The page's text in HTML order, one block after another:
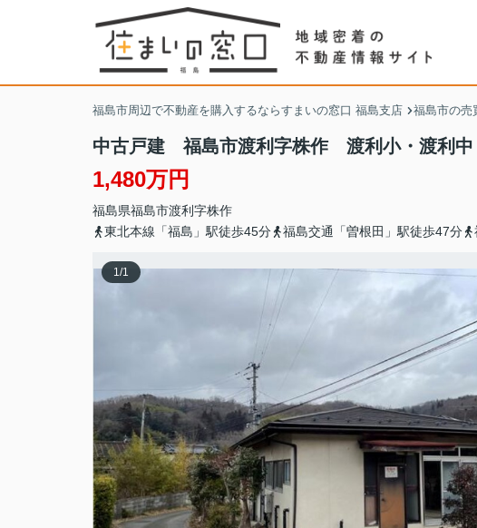
福島市周辺で不動産を購入するならすまいの窓口 福島支店 福島市の売
中古戸建 福島市渡利字株作 渡利小・渡利中
1,480万円
福島県福島市渡利 字株作
東北本線「福島」駅徒歩45分
福島交通「曽根田」駅徒歩47分
1/1